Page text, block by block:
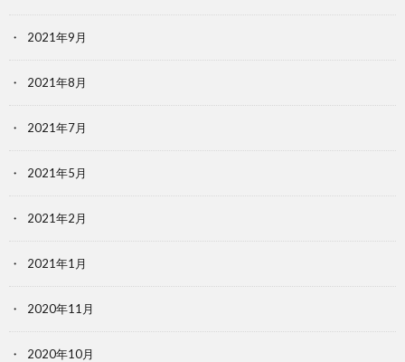
2021年9月
2021年8月
2021年7月
2021年5月
2021年2月
2021年1月
2020年11月
2020年10月